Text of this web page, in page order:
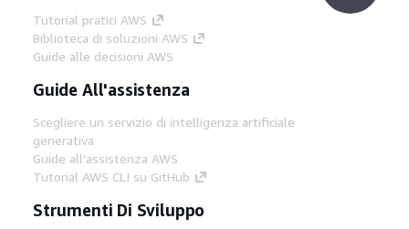
Tutorial pratici AWS
Biblioteca di soluzioni AWS
Guide alle decisioni AWS
Guide All'assistenza
Scegliere un servizio di intelligenza artificiale
generativa
Guide all'assistenza AWS
Tutorial AWS CLI su GitHub
Strumenti Di Sviluppo